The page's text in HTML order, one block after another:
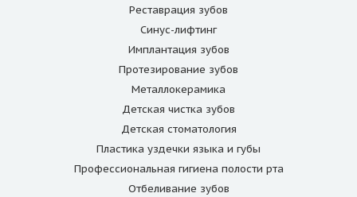
Реставрация зубов
Синус-лифтинг
Имплантация зубов
Протезирование зубов
Металлокерамика
Детская чистка зубов
Детская стоматология
Пластика уздечки языка и губы
Профессиональная гигиена полости рта
Отбеливание зубов